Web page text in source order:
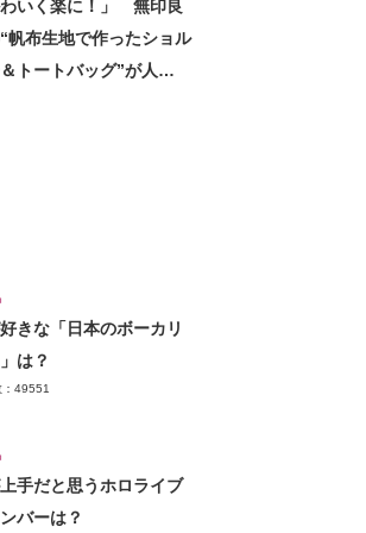
わいく楽に！」 無印良
帆布生地で作ったショル
トートバッグ”が人
きな「日本のボーカリ
は？
：49551
手だと思うホロライブ
バーは？